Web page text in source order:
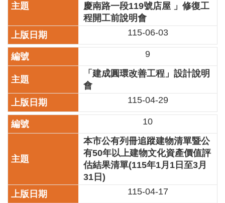
影
專
區
回
首
網
站
導
陳
系
統
慶南路一段119號店屋 」修復工
程開工前說明會
115-06-03
9
「建成圓環改善工程」設計說明
會
115-04-29
10
本市公有列冊追蹤建物清單暨公
有50年以上建物文化資產價值評
估結果清單(115年1月1日至3月
31日)
115-04-17